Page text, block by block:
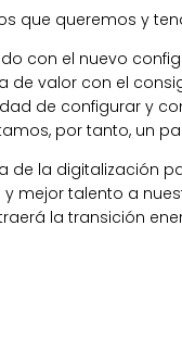
que queremos y
con el nuevo
de valor con el
de configurar y
por tanto, un
de la digitalización
mejor talento a
la transición